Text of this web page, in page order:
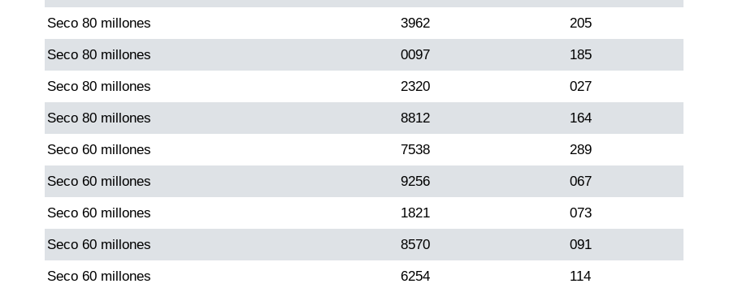
Motilon Tarde
Motilon Noche
Paisita Noche
Paisita 3
Pick 3 Día
Seco 80 millones 3962 205
Seco 80 millones 0097 185
Seco 80 millones 2320 027
Seco 80 millones 8812 164
Seco 60 millones 7538 289
Seco 60 millones 9256 067
Seco 60 millones 1821 073
Seco 60 millones 8570 091
Seco 60 millones 6254 114